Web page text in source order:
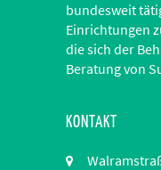
bundesweit
Einrichtungen
die sich der
Beratung von
KONTAKT